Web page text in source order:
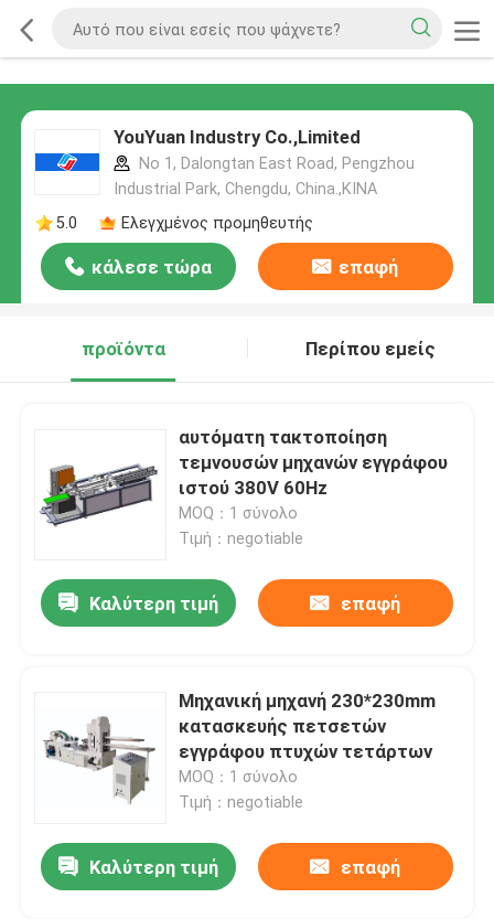
YouYuan Industry Co.,Limited
No 1, Dalongtan East Road, Pengzhou
Industrial Park, Chengdu, China.,ΚΙΝΑ
5.0
Ελεγχμένος προμηθευτής
κάλεσε τώρα επαφή
προϊόντα Περίπου εμείς
αυτόματη τακτοποίηση
τεμνουσών μηχανών εγγράφου
ιστού 380V 60Hz
MOQ：1 σύνολο
Τιμή：negotiable
Καλύτερη τιμή επαφή
Μηχανική μηχανή 230*230mm
κατασκευής πετσετών
εγγράφου πτυχών τετάρτων
MOQ：1 σύνολο
Τιμή：negotiable
Καλύτερη τιμή επαφή